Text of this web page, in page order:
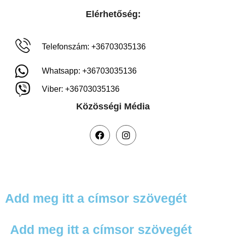
Elérhetőség:
Telefonszám: +36703035136
Whatsapp: +36703035136
Viber: +36703035136
Közösségi Média
Add meg itt a címsor szövegét
Add meg itt a címsor szövegét